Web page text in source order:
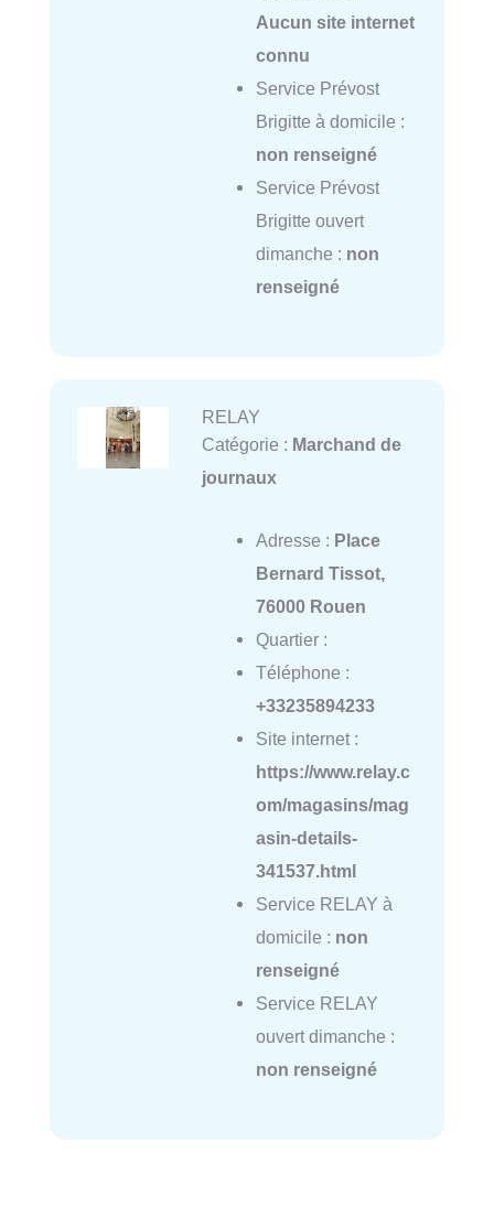
Aucun site internet
connu
Service Prévost
Brigitte à domicile :
non renseigné
Service Prévost
Brigitte ouvert
dimanche : non
renseigné
RELAY
Catégorie : Marchand de
journaux
Adresse : Place
Bernard Tissot,
76000 Rouen
Quartier :
Téléphone :
+33235894233
Site internet :
https://www.relay.c
om/magasins/mag
asin-details-
341537.html
Service RELAY à
domicile : non
renseigné
Service RELAY
ouvert dimanche :
non renseigné